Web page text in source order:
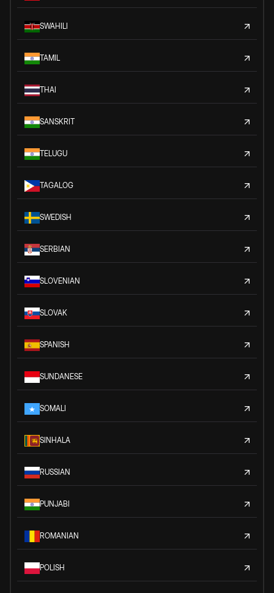
SWAHILI
TAMIL
THAI
SANSKRIT
TELUGU
TAGALOG
SWEDISH
SERBIAN
SLOVENIAN
SLOVAK
SPANISH
SUNDANESE
SOMALI
SINHALA
RUSSIAN
PUNJABI
ROMANIAN
POLISH